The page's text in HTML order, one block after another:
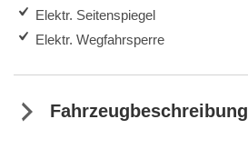
Elektr. Seitenspiegel
Elektr. Wegfahrsperre
Fahrzeugbeschreibung